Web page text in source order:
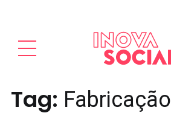
Tag: Fabricação